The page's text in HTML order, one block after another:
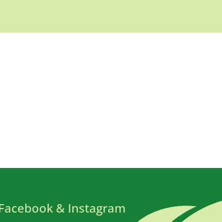
& Instagram